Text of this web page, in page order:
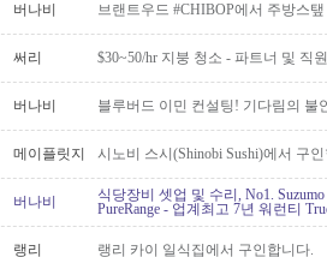
버나비 브랜트우드 #CHIBOP에서 주방스
써리 $30~50/hr 지붕 청소 - 파트너 및 직
버나비 블루버드 이민 컨설팅! 기다림의 불
메이플릿지 시노비 스시(Shinobi Sushi)에서 구
버나비
식당장비 셋업 및 수리, No1.
PureRange - 업계최고 7년 워런티
랭리 랭리 카이 일식집에서 구인합니다.